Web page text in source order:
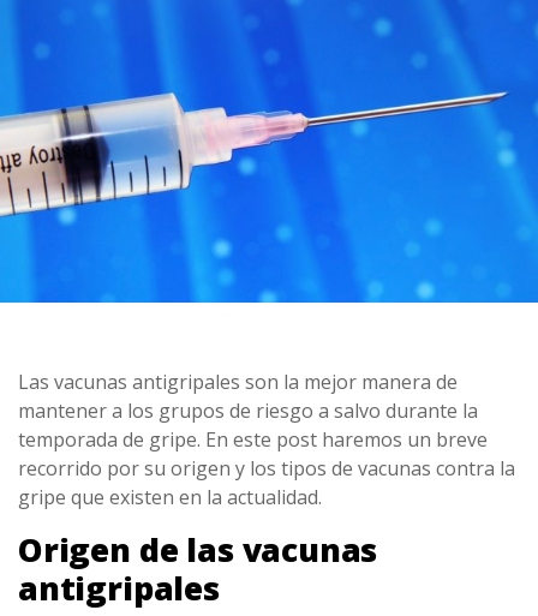
Las vacunas antigripales son la mejor manera de
mantener a los grupos de riesgo a salvo durante la
temporada de gripe. En este post haremos un breve
recorrido por su origen y los tipos de vacunas contra la
gripe que existen en la actualidad.
Origen de las vacunas
antigripales